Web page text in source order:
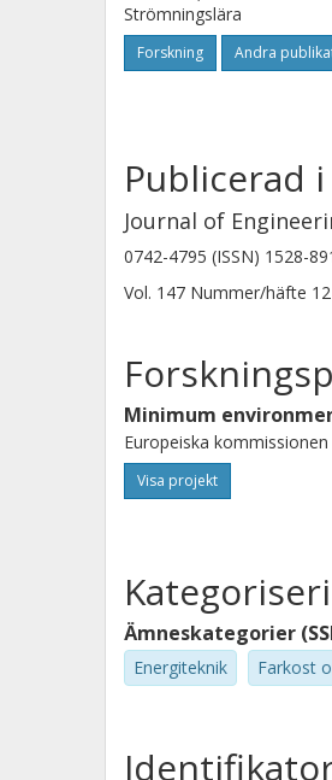
Strömningslära
Forskning Andra
Publicerad i
Journal of
0742-4795 (ISSN) 1528-
Vol. 147 Nummer/häfte 12
Minimum
Europeiska
Visa projekt
Ämneskategorier
Energiteknik Farkost